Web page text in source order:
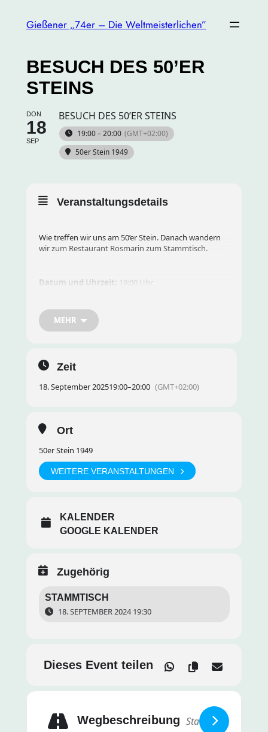
Gießener „74er – Die Weltmeisterlichen”
BESUCH DES 50’ER
STEINS
DON
18
SEP
BESUCH DES 50’ER STEINS
19:00 – 20:00 (GMT+02:00)
50er Stein 1949
Veranstaltungsdetails
Wie treffen wir uns am 50’er Stein. Danach wandern
wir zum Restaurant Rosmarin zum Stammtisch.
Datum und Uhrzeit: 19:00 Uhr
Ort: 50’er Stein, Nähe Philosophikum II
MEHR
Zeit
18. September 202519:00–20:00 (GMT+02:00)
Ort
50er Stein 1949
WEITERE VERANSTALTUNGEN
KALENDER
GOOGLE KALENDER
Zugehörig
STAMMTISCH
18. SEPTEMBER 2024 19:30
Dieses Event teilen
Wegbeschreibung